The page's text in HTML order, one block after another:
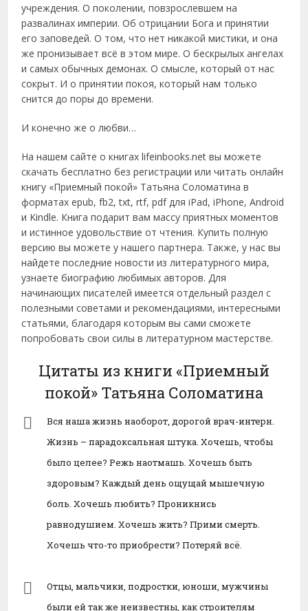
учреждения. О поколении, повзрослевшем на
развалинах империи. Об отрицании Бога и принятии
его заповедей. О том, что нет никакой мистики, и она
же пронизывает всё в этом мире. О бескрылых ангелах
и самых обычных демонах. О смысле, который от нас
сокрыт. И о принятии покоя, который нам только
снится до поры до времени.
И конечно же о любви…
На нашем сайте о книгах lifeinbooks.net вы можете
скачать бесплатно без регистрации или читать онлайн
книгу «Приемный покой» Татьяна Соломатина в
форматах epub, fb2, txt, rtf, pdf для iPad, iPhone, Android
и Kindle. Книга подарит вам массу приятных моментов
и истинное удовольствие от чтения. Купить полную
версию вы можете у нашего партнера. Также, у нас вы
найдете последние новости из литературного мира,
узнаете биографию любимых авторов. Для
начинающих писателей имеется отдельный раздел с
полезными советами и рекомендациями, интересными
статьями, благодаря которым вы сами сможете
попробовать свои силы в литературном мастерстве.
Цитаты из книги «Приемный
покой» Татьяна Соломатина
Вся наша жизнь наоборот, дорогой врач-интерн.
Жизнь – парадоксальная штука. Хочешь, чтобы
было целее? Режь наотмашь. Хочешь быть
здоровым? Каждый день ощущай мышечную
боль. Хочешь любить? Проникнись
равнодушием. Хочешь жить? Прими смерть.
Хочешь что-то приобрести? Потеряй всё.
Отцы, мальчики, подростки, юноши, мужчины
были ей так же неизвестны, как строителям